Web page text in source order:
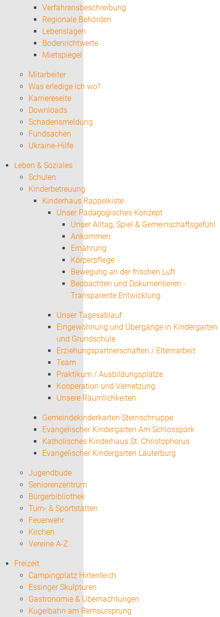
Verfahrensbeschreibung
Regionale Behörden
Lebenslagen
Bodenrichtwerte
Mietspiegel
Mitarbeiter
Was erledige ich wo?
Karriereseite
Downloads
Schadensmeldung
Fundsachen
Ukraine-Hilfe
Leben & Soziales
Schulen
Kinderbetreuung
Kinderhaus Rappelkiste
Unser Pädagogisches Konzept
Unser Alltag, Spiel & Gemeinschaftsgefühl
Ankommen
Ernährung
Körperpflege
Bewegung an der frischen Luft
Beobachten und Dokumentieren -
Transparente Entwicklung
Unser Tagesablauf
Eingewöhnung und Übergänge in Kindergarten
und Grundschule
Erziehungspartnerschaften / Elternarbeit
Team
Praktikum / Ausbildungsplätze
Kooperation und Vernetzung
Unsere Räumlichkeiten
Gemeindekinderkarten Sternschnuppe
Evangelischer Kindergarten Am Schlosspark
Katholisches Kinderhaus St. Christophorus
Evangelischer Kindergarten Lauterburg
Jugendbude
Seniorenzentrum
Bürgerbibliothek
Turn- & Sportstätten
Feuerwehr
Kirchen
Vereine A-Z
Freizeit
Campingplatz Hirtenteich
Essinger Skulpturen
Gastronomie & Übernachtungen
Kugelbahn am Remsursprung